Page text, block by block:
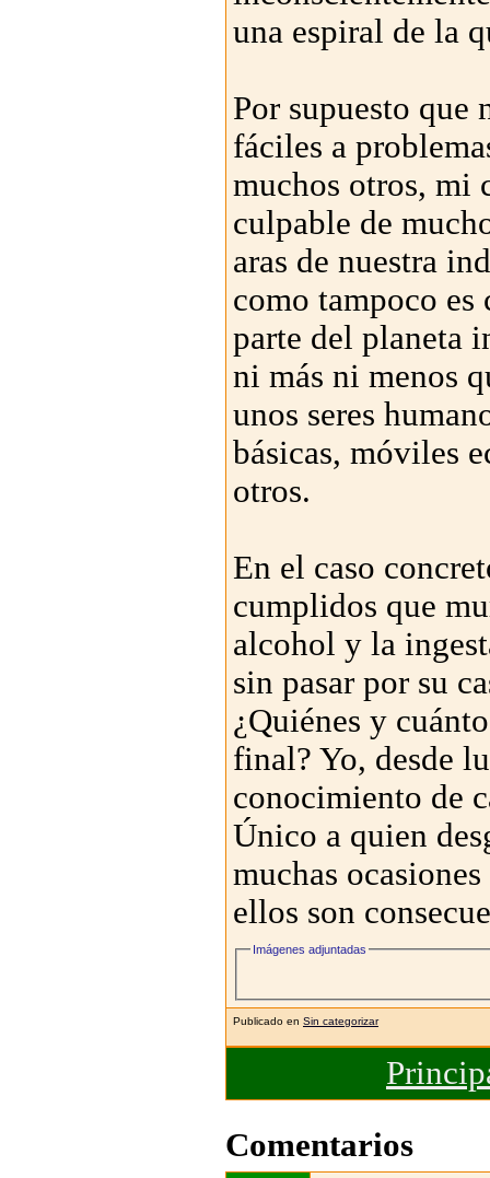
una espiral de la
Por supuesto que
fáciles a
muchos otros, mi
culpable de
aras de nuestra
como tampoco es
parte del planeta
ni más ni menos
unos seres
básicas, móviles
otros.
En el caso
cumplidos que
alcohol y la
sin pasar por su
¿Quiénes y
final? Yo, desde
conocimiento de
Único a quien
muchas
ellos son
Imágenes adjuntadas
Publicado en Sin categorizar
Comentarios